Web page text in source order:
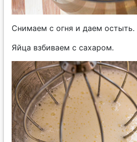
Снимаем с огня и даем остыть.
Яйца взбиваем с сахаром.